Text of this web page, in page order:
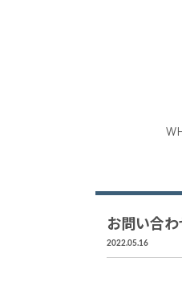
お問い合
2022.05.16